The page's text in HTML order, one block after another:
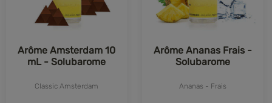
Arôme Amsterdam 10
mL - Solubarome
Classic Amsterdam
Arôme Ananas Frais -
Solubarome
Ananas - Frais